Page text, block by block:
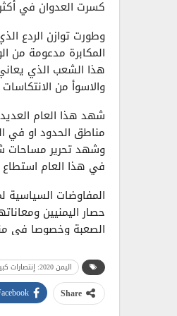
كسرت العدوان في
وطورت توازن الردع
المكابرة مدعومة من
هذا الشعب الذي
والاسوأ من
شهد هذا العام
مناطق الحدود او في
وشهد تحرير مساحات
في هذا العام استطاع
المفاوضات السياسية
حصار اليمنيين
الصعبة وخصوصا في
من العمليات الكبرى
وعمليات تحرير
وغيرها.
اليمن 2020: إنتصارات كبيرة كسرت ظهر العدوان..!
Share